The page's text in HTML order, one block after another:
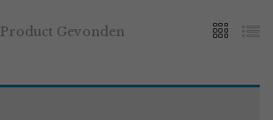
Product Gevonden